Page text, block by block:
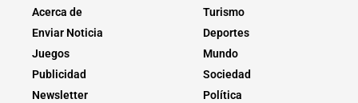
Acerca de
Enviar Noticia
Juegos
Publicidad
Newsletter
Turismo
Deportes
Mundo
Sociedad
Política